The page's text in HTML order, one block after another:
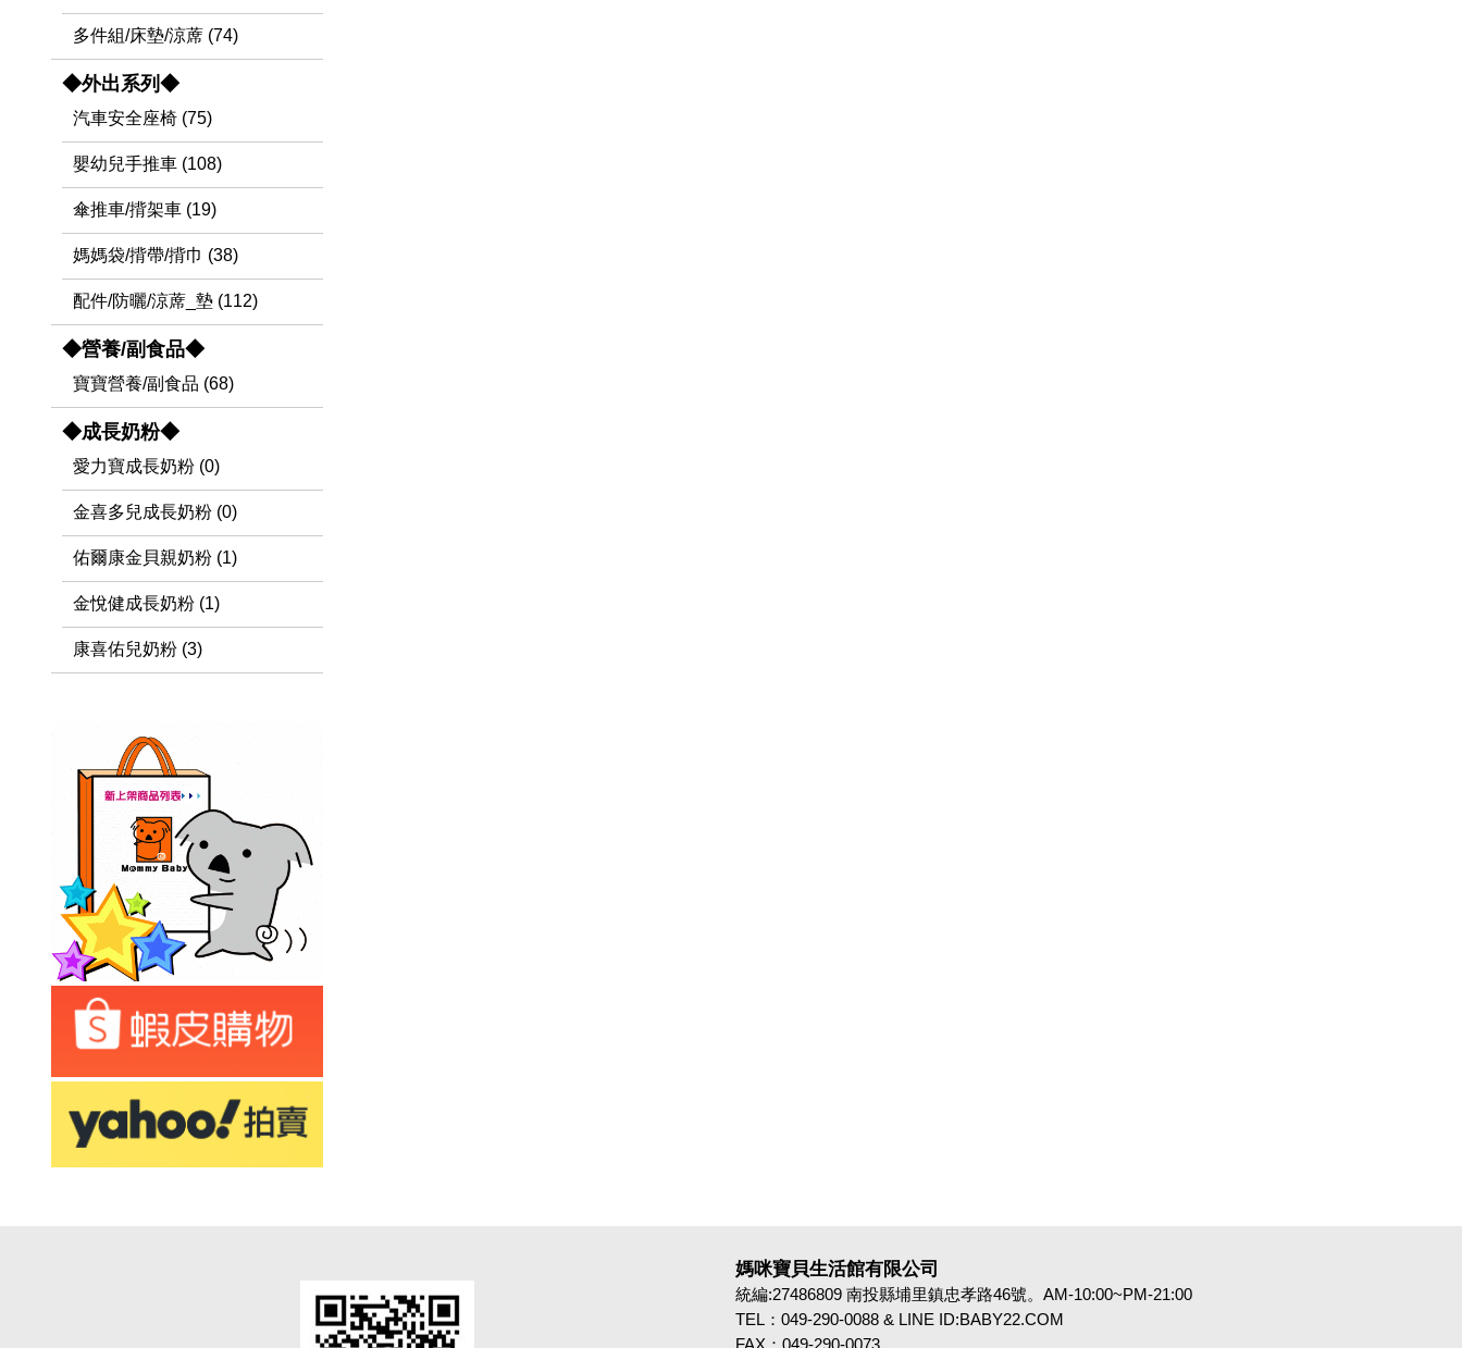
多件組/床墊/涼蓆 (74)
◆外出系列◆
汽車安全座椅 (75)
嬰幼兒手推車 (108)
傘推車/揹架車 (19)
媽媽袋/揹帶/揹巾 (38)
配件/防曬/涼蓆_墊 (112)
◆營養/副食品◆
寶寶營養/副食品 (68)
◆成長奶粉◆
愛力寶成長奶粉 (0)
金喜多兒成長奶粉 (0)
佑爾康金貝親奶粉 (1)
金悅健成長奶粉 (1)
康喜佑兒奶粉 (3)
媽咪寶貝生活館有限公司
統編:27486809 南投縣埔里鎮忠孝路46號。AM-10:00~PM-21:00
TEL：049-290-0088 & LINE ID:BABY22.COM
FAX：049-290-0073